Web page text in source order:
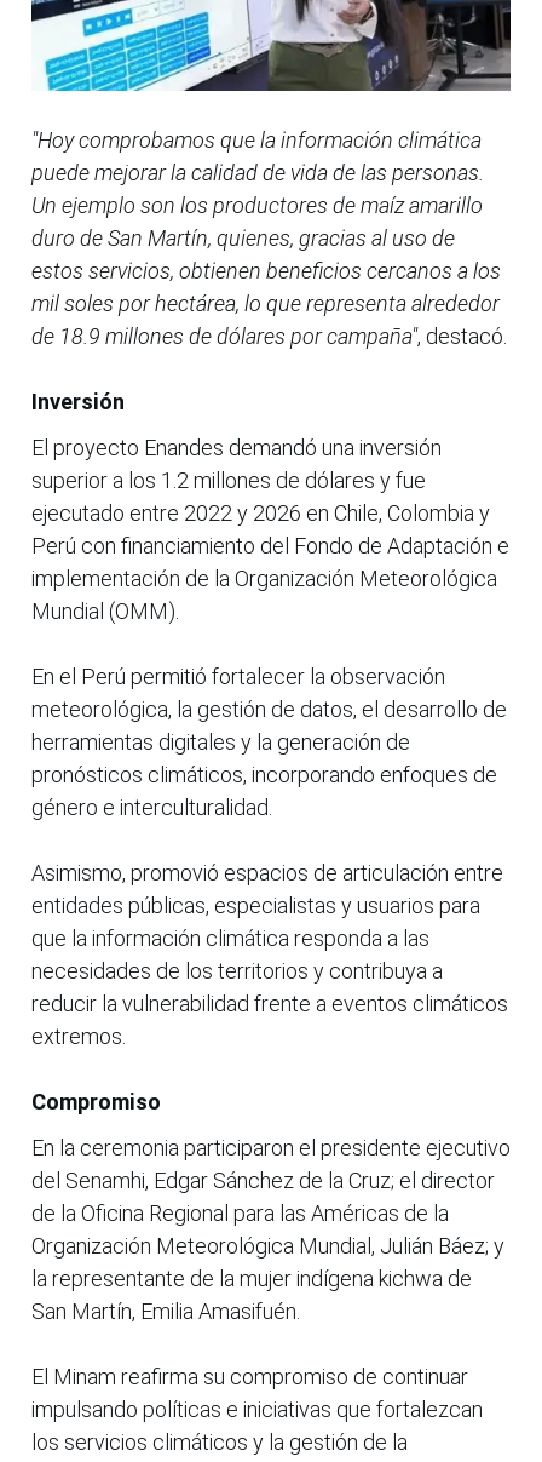
"Hoy comprobamos que la información climática
puede mejorar la calidad de vida de las personas.
Un ejemplo son los productores de maíz amarillo
duro de San Martín, quienes, gracias al uso de
estos servicios, obtienen beneficios cercanos a los
mil soles por hectárea, lo que representa alrededor
de 18.9 millones de dólares por campaña", destacó.
Inversión
El proyecto Enandes demandó una inversión
superior a los 1.2 millones de dólares y fue
ejecutado entre 2022 y 2026 en Chile, Colombia y
Perú con financiamiento del Fondo de Adaptación e
implementación de la Organización Meteorológica
Mundial (OMM).
En el Perú permitió fortalecer la observación
meteorológica, la gestión de datos, el desarrollo de
herramientas digitales y la generación de
pronósticos climáticos, incorporando enfoques de
género e interculturalidad.
Asimismo, promovió espacios de articulación entre
entidades públicas, especialistas y usuarios para
que la información climática responda a las
necesidades de los territorios y contribuya a
reducir la vulnerabilidad frente a eventos climáticos
extremos.
Compromiso
En la ceremonia participaron el presidente ejecutivo
del Senamhi, Edgar Sánchez de la Cruz; el director
de la Oficina Regional para las Américas de la
Organización Meteorológica Mundial, Julián Báez; y
la representante de la mujer indígena kichwa de
San Martín, Emilia Amasifuén.
El Minam reafirma su compromiso de continuar
impulsando políticas e iniciativas que fortalezcan
los servicios climáticos y la gestión de la